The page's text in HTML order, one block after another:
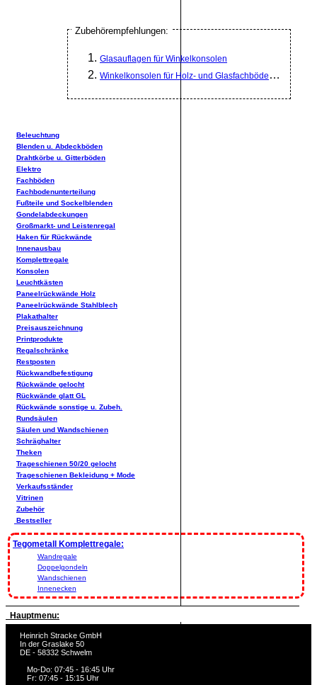
Zubehörempfehlungen:
Glasauflagen für Winkelkonsolen
Winkelkonsolen für Holz- und Glasfachböden T 170
Beleuchtung
Blenden u. Abdeckböden
Drahtkörbe u. Gitterböden
Elektro
Fachböden
Fachbodenunterteilung
Fußteile und Sockelblenden
Gondelabdeckungen
Großmarkt- und Leistenregal
Haken für Rückwände
Innenausbau
Komplettregale
Konsolen
Leuchtkästen
Paneelrückwände Holz
Paneelrückwände Stahlblech
Plakathalter
Preisauszeichnung
Printprodukte
Regalschränke
Restposten
Rückwandbefestigung
Rückwände gelocht
Rückwände glatt GL
Rückwände sonstige u. Zubeh.
Rundsäulen
Säulen und Wandschienen
Schräghalter
Theken
Trageschienen 50/20 gelocht
Trageschienen Bekleidung + Mode
Verkaufsständer
Vitrinen
Zubehör
Bestseller
Tegometall Komplettregale:
Wandregale
Doppelgondeln
Wandschienen
Innenecken
Hauptmenu:
Heinrich Stracke GmbH
In der Graslake 50
DE - 58332 Schwelm
Mo-Do: 07:45 - 16:45 Uhr
Fr: 07:45 - 15:15 Uhr